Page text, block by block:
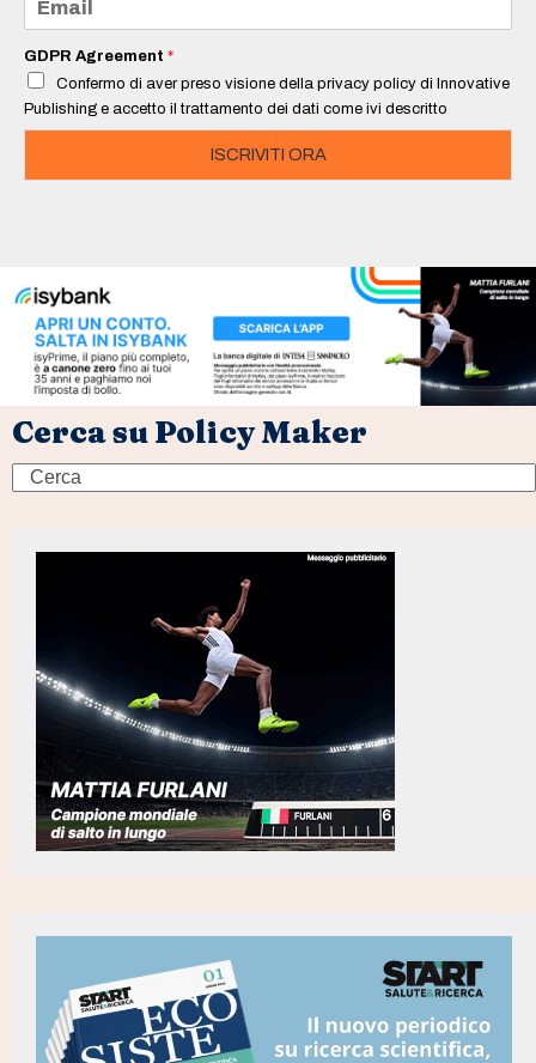
a
i
*
GDPR Agreement *
Confermo di aver preso visione della privacy policy di Innovative
Publishing e accetto il trattamento dei dati come ivi descritto
ISCRIVITI ORA
Cerca su Policy Maker
Search